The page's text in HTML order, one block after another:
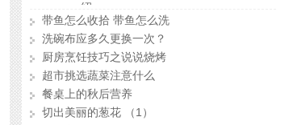
绍
带鱼怎么收拾 带鱼怎么洗
洗碗布应多久更换一次？
厨房烹饪技巧之说说烧烤
超市挑选蔬菜注意什么
餐桌上的秋后营养
切出美丽的葱花 （1）